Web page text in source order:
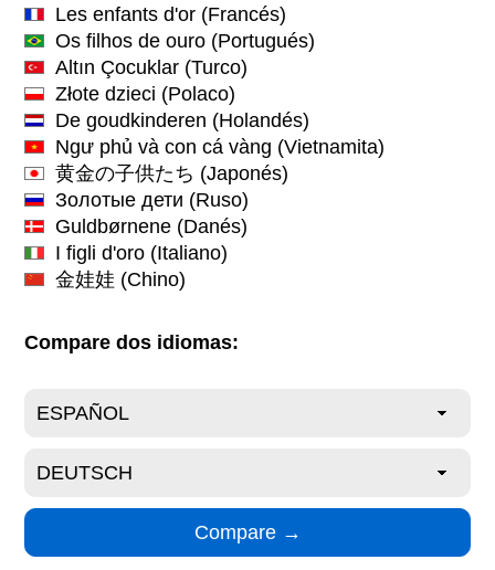
Les enfants d'or (Francés)
Os filhos de ouro (Portugués)
Altın Çocuklar (Turco)
Złote dzieci (Polaco)
De goudkinderen (Holandés)
Ngư phủ và con cá vàng (Vietnamita)
黄金の子供たち (Japonés)
Золотые дети (Ruso)
Guldbørnene (Danés)
I figli d'oro (Italiano)
金娃娃 (Chino)
Compare dos idiomas: